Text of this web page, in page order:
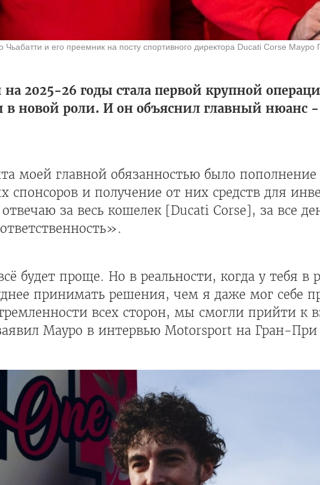
Чьабатти и его преемник на посту спортивного директора Ducati Corse Мауро
на 2025-26 годы стала первой крупной
в новой роли. И он объяснил главный нюанс
моей главной обязанностью было
спонсоров и получение от них средств для
за весь кошелек [Ducati Corse], за все
будет проще. Но в реальности, когда у тебя в
принимать решения, чем я даже мог себе
всех сторон, мы смогли прийти к
Мауро в интервью Motorsport на Гран-При